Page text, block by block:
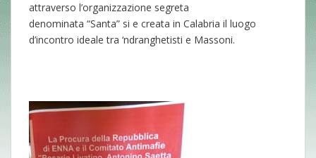
attraverso l’organizzazione segreta
denominata “Santa” si e creata in Calabria il luogo
d’incontro ideale tra ‘ndranghetisti e Massoni.